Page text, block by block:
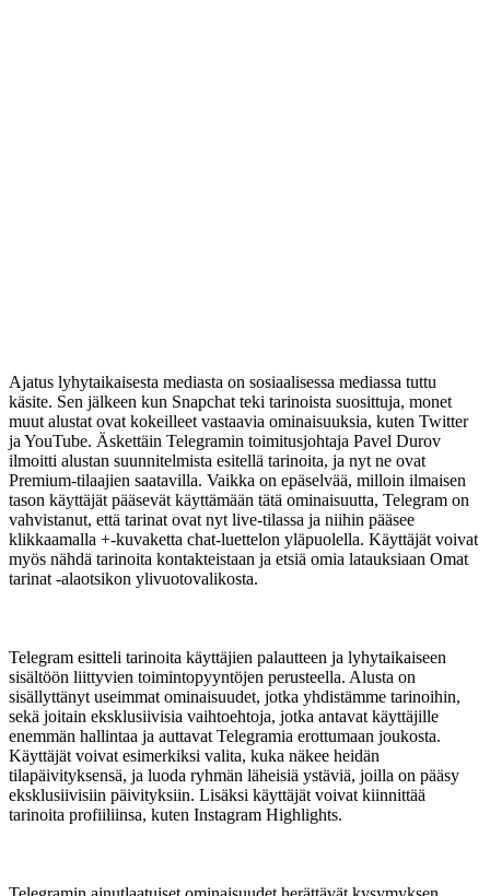
Ajatus lyhytaikaisesta mediasta on sosiaalisessa mediassa tuttu
käsite. Sen jälkeen kun Snapchat teki tarinoista suosittuja, monet
muut alustat ovat kokeilleet vastaavia ominaisuuksia, kuten Twitter
ja YouTube. Äskettäin Telegramin toimitusjohtaja Pavel Durov
ilmoitti alustan suunnitelmista esitellä tarinoita, ja nyt ne ovat
Premium-tilaajien saatavilla. Vaikka on epäselvää, milloin ilmaisen
tason käyttäjät pääsevät käyttämään tätä ominaisuutta, Telegram on
vahvistanut, että tarinat ovat nyt live-tilassa ja niihin pääsee
klikkaamalla +-kuvaketta chat-luettelon yläpuolella. Käyttäjät voivat
myös nähdä tarinoita kontakteistaan ja etsiä omia latauksiaan Omat
tarinat -alaotsikon ylivuotovalikosta.
Telegram esitteli tarinoita käyttäjien palautteen ja lyhytaikaiseen
sisältöön liittyvien toimintopyyntöjen perusteella. Alusta on
sisällyttänyt useimmat ominaisuudet, jotka yhdistämme tarinoihin,
sekä joitain eksklusiivisia vaihtoehtoja, jotka antavat käyttäjille
enemmän hallintaa ja auttavat Telegramia erottumaan joukosta.
Käyttäjät voivat esimerkiksi valita, kuka näkee heidän
tilapäivityksensä, ja luoda ryhmän läheisiä ystäviä, joilla on pääsy
eksklusiivisiin päivityksiin. Lisäksi käyttäjät voivat kiinnittää
tarinoita profiiliinsa, kuten Instagram Highlights.